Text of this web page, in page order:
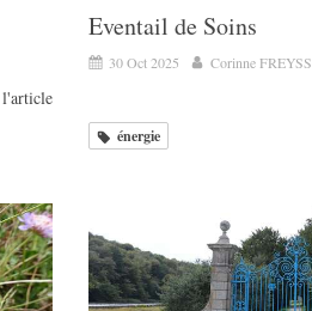
Eventail de Soins
30 Oct 2025 Corinne FREYSS
énergie